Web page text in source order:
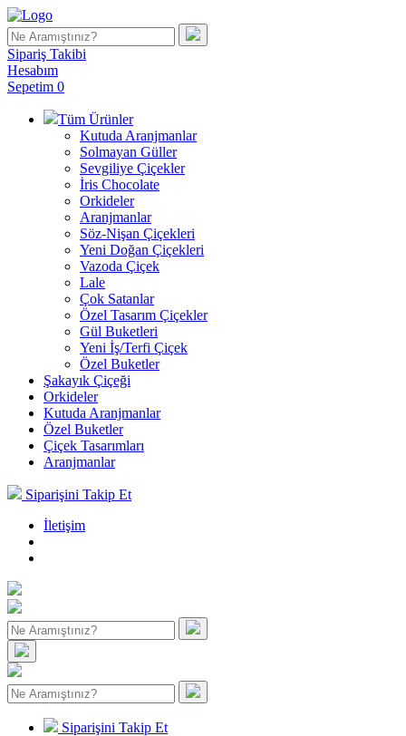
Sipariş Takibi
Hesabım
Sepetim 0
Tüm Ürünler
Kutuda Aranjmanlar
Solmayan Güller
Sevgiliye Çiçekler
İris Chocolate
Orkideler
Aranjmanlar
Söz-Nişan Çiçekleri
Yeni Doğan Çiçekleri
Vazoda Çiçek
Lale
Çok Satanlar
Özel Tasarım Çiçekler
Gül Buketleri
Yeni İş/Terfi Çiçek
Özel Buketler
Şakayık Çiçeği
Orkideler
Kutuda Aranjmanlar
Özel Buketler
Çiçek Tasarımları
Aranjmanlar
Siparişini Takip Et
İletişim
Siparişini Takip Et